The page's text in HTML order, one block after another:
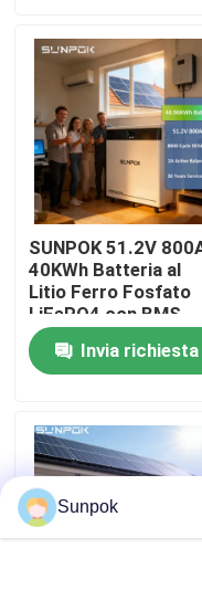
Video
Chi Siamo
Visita alla fabbrica
Controllo della
Contattaci
Notizie
Casi
Chiedi un
SUNPOK 51.2V
40KWh Batteria al
Litio Ferro Fosfato
LiFePO4 con BMS
Integrato Tipo Split
per Sistemi Solari
Comunicazione CAN
Invia richiesta
Sunpok